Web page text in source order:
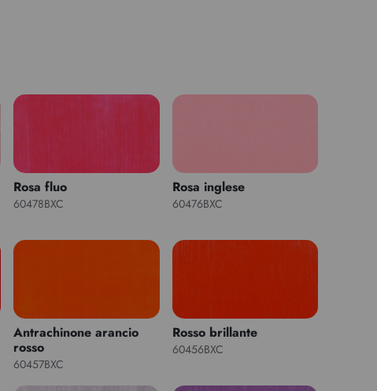
Rosa fluo
60478BXC
Rosa inglese
60476BXC
Antrachinone arancio
rosso
60457BXC
Rosso brillante
60456BXC